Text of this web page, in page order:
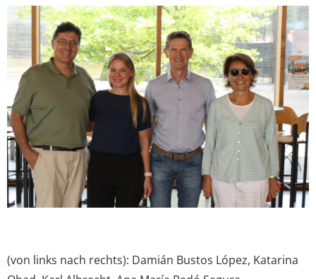
View
Larger
Image
(von links nach rechts): Damián Bustos López, Katarina